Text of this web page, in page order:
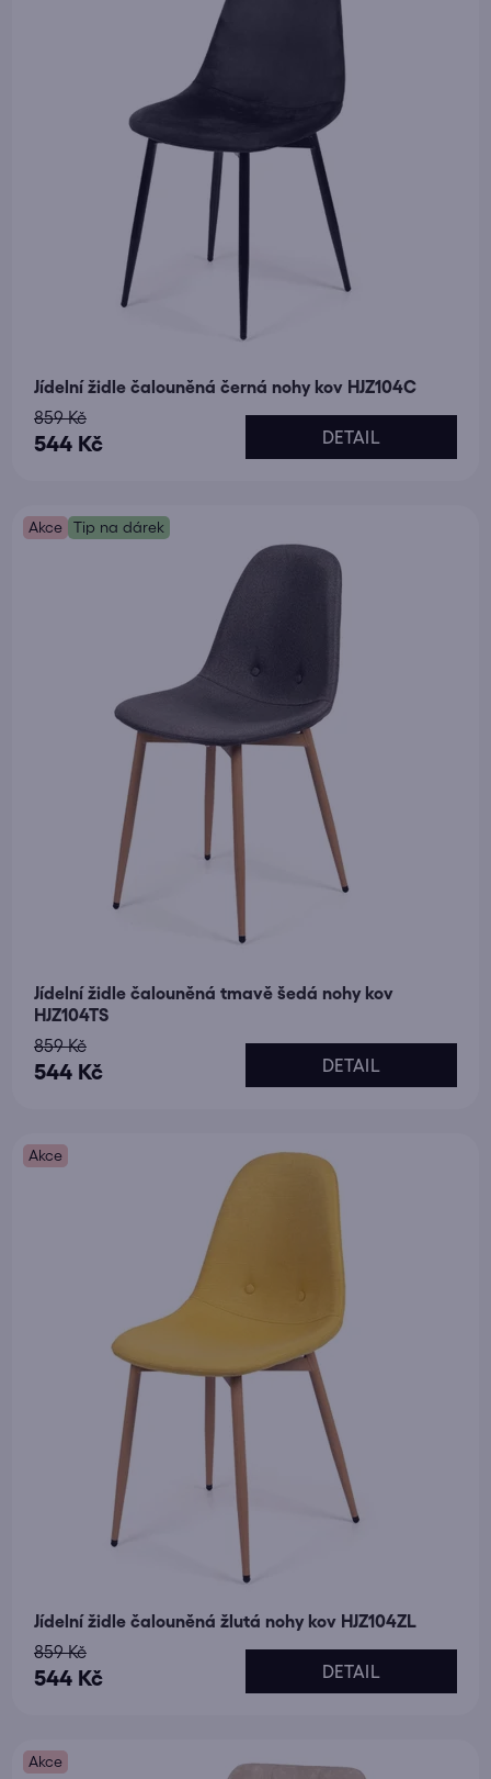
Jídelní židle čalouněná černá nohy kov HJZ104C
544 Kč
859 Kč
DETAIL
Akce Tip na dárek
Jídelní židle čalouněná tmavě šedá nohy kov
HJZ104TS
544 Kč
859 Kč
DETAIL
Akce
Jídelní židle čalouněná žlutá nohy kov HJZ104ZL
544 Kč
859 Kč
DETAIL
Akce